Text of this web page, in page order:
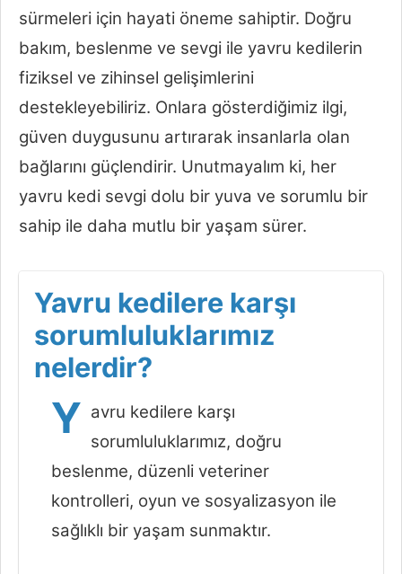
sürmeleri için hayati öneme sahiptir. Doğru
bakım, beslenme ve sevgi ile yavru kedilerin
fiziksel ve zihinsel gelişimlerini
destekleyebiliriz. Onlara gösterdiğimiz ilgi,
güven duygusunu artırarak insanlarla olan
bağlarını güçlendirir. Unutmayalım ki, her
yavru kedi sevgi dolu bir yuva ve sorumlu bir
sahip ile daha mutlu bir yaşam sürer.
Yavru kedilere karşı
sorumluluklarımız
nelerdir?
Y avru kedilere karşı
sorumluluklarımız, doğru
beslenme, düzenli veteriner
kontrolleri, oyun ve sosyalizasyon ile
sağlıklı bir yaşam sunmaktır.